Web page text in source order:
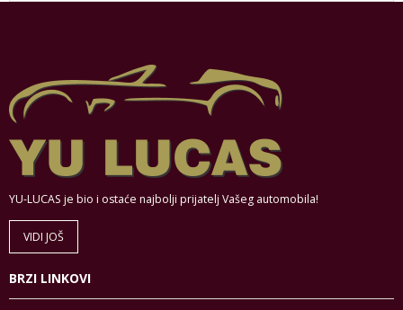
YU-LUCAS je bio i ostaće najbolji prijatelj Vašeg automobila!
VIDI JOŠ
BRZI LINKOVI